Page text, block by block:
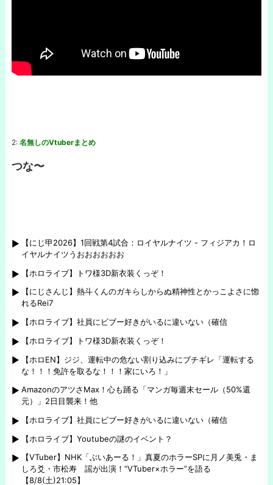
2: 名無しのVtuberまとめ
つな〜
【にじ甲2026】1回戦第4試合：ロイヤルナイツ - フィジアカ！ロ
イヤルナイツうおおおおおお
【ホロライブ】トワ様3D新衣装くっぞ！
【にじさんじ】熱斗くんのガキらしからぬ精神性とかっこよさに惚
れるRei7
【ホロライブ】社員にビブー好きがいるに違いない（確信
【ホロライブ】トワ様3D新衣装くっぞ！
【ホロEN】ジジ、運転中の危ない割り込みにブチギレ「運転する
な！！！免許を取るな！！！家にいろ！」
AmazonのアツさMax！心も踊る「マンガ毎週末セール（50%還
元）」2日目襲来！他
【ホロライブ】社員にビブー好きがいるに違いない（確信
【ホロライブ】Youtubeの謎のイベント？
【VTuber】NHK「ぶいあーる！」真夏のホラーSPに月ノ美兎・ま
しろ爻・市松寿ゞ謡が出演！“VTuber×ホラー”を語る
【8/8(土)21:05】